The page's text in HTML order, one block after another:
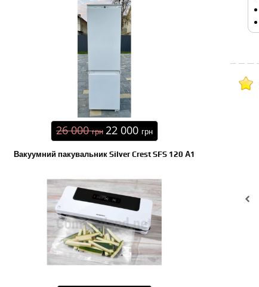
26 000грн 22 000 грн
Вакуумний пакувальник Silver Crest SFS 120 А1